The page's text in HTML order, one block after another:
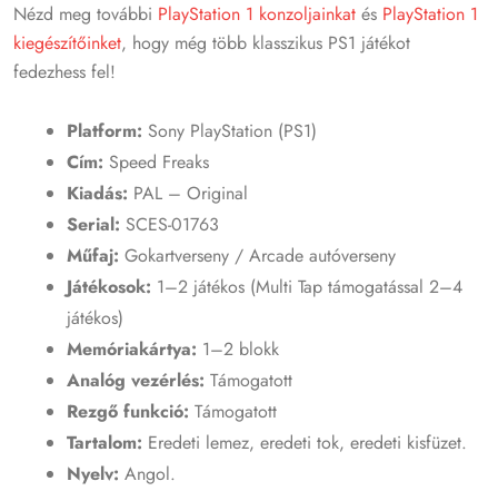
Nézd meg további PlayStation 1 konzoljainkat és PlayStation 1
kiegészítőinket, hogy még több klasszikus PS1 játékot
fedezhess fel!
Platform: Sony PlayStation (PS1)
Cím: Speed Freaks
Kiadás: PAL – Original
Serial: SCES-01763
Műfaj: Gokartverseny / Arcade autóverseny
Játékosok: 1–2 játékos (Multi Tap támogatással 2–4
játékos)
Memóriakártya: 1–2 blokk
Analóg vezérlés: Támogatott
Rezgő funkció: Támogatott
Tartalom: Eredeti lemez, eredeti tok, eredeti kisfüzet.
Nyelv: Angol.